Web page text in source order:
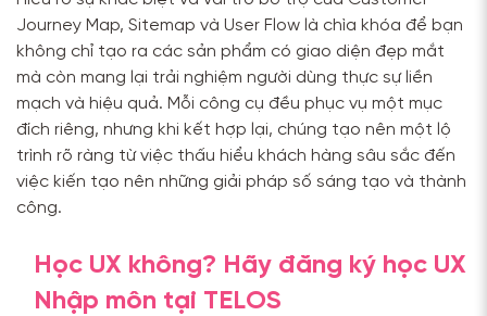
Journey Map, Sitemap và User Flow là chìa khóa để bạn
không chỉ tạo ra các sản phẩm có giao diện đẹp mắt
mà còn mang lại trải nghiệm người dùng thực sự liền
mạch và hiệu quả. Mỗi công cụ đều phục vụ một mục
đích riêng, nhưng khi kết hợp lại, chúng tạo nên một lộ
trình rõ ràng từ việc thấu hiểu khách hàng sâu sắc đến
việc kiến tạo nên những giải pháp số sáng tạo và thành
công.
Học UX không? Hãy đăng ký học UX
Nhập môn tại TELOS